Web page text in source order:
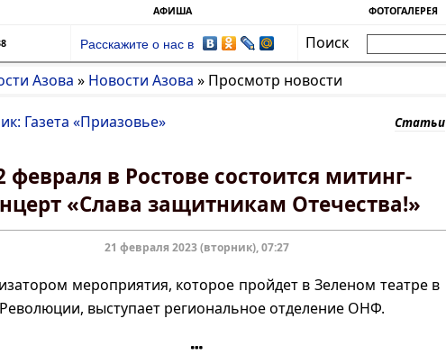
АФИША ФОТОГАЛЕРЕЯ
Расскажите о нас в
Поиск
Азова » Новости Азова » Просмотр новости
Газета «Приазовье» Статьи
февраля в Ростове состоится митинг-
«Слава защитникам Отечества!»
21 февраля 2023 (вторник), 07:27
мероприятия, которое пройдет в Зеленом театре в
выступает региональное отделение ОНФ.